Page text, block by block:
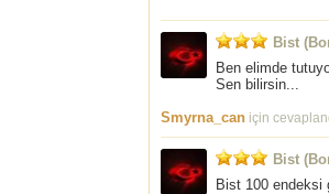
Bist
Ben elimde
Sen bilirsin...
Smyrna_can için
Bist
Bist 100 endeksi